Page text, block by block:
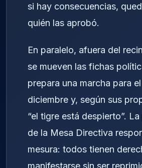
si hay consecuencias,
quién las aprobó.
En paralelo, afuera del
se mueven las fichas
prepara una marcha para
diciembre y, según sus
“el tigre está despierto”.
de la Mesa Directiva
mesura: todos tienen
manifestarse sin ser